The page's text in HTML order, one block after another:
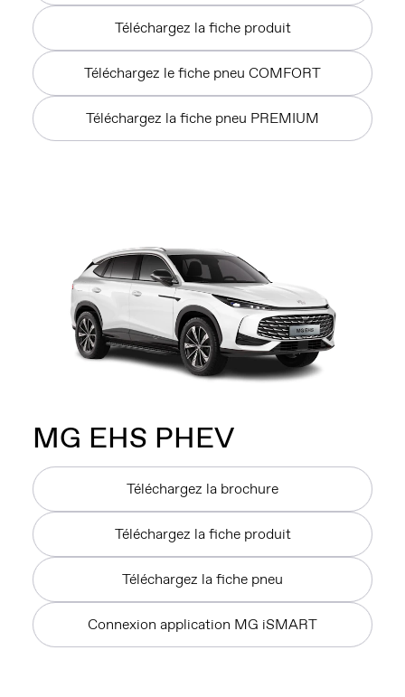
Téléchargez la fiche produit
Téléchargez le fiche pneu COMFORT
Téléchargez la fiche pneu PREMIUM
MG EHS PHEV
Téléchargez la brochure
Téléchargez la fiche produit
Téléchargez la fiche pneu
Connexion application MG iSMART